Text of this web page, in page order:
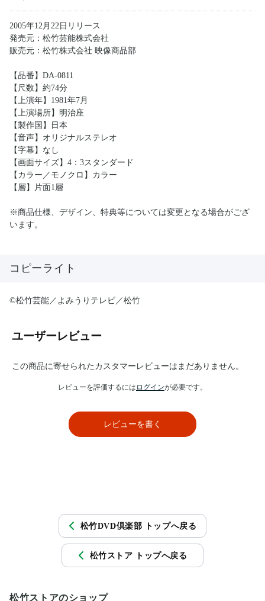
2005年12月22日リリース
発売元：松竹芸能株式会社
販売元：松竹株式会社 映像商品部
【品番】DA-0811
【尺数】約74分
【上演年】1981年7月
【上演場所】明治座
【製作国】日本
【音声】オリジナルステレオ
【字幕】なし
【画面サイズ】4：3スタンダード
【カラー／モノクロ】カラー
【層】片面1層
※商品仕様、デザイン、特典等については変更となる場合がござ
います。
コピーライト
©松竹芸能／よみうりテレビ／松竹
ユーザーレビュー
この商品に寄せられたカスタマーレビューはまだありません。
レビューを評価するには ログインが必要です。
レビューを書く
松竹DVD倶楽部 トップへ戻る
松竹ストア トップへ戻る
松竹ストアのショップ